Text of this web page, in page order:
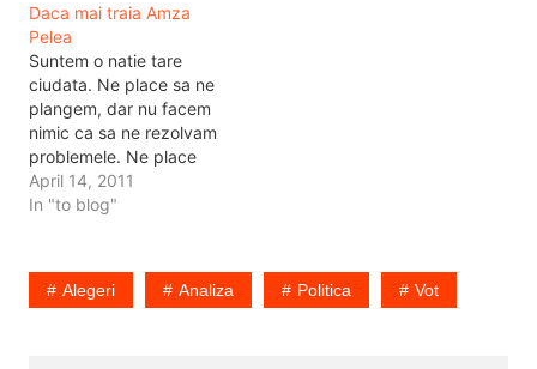
obinta. Le-a crescut bine
si le-a dat drumul in lume.
Acum a luat Romania…
Daca mai traia Amza
Pelea
Suntem o natie tare
ciudata. Ne place sa ne
plangem, dar nu facem
nimic ca sa ne rezolvam
problemele. Ne place
doar sa ne plangem. Ca
sa ne diferentiem totusi
lumii - sud africanii doar
cersesc. Ei nu se plang, ei
April 14, 2011
In "to blog"
Alegeri Analiza Politica Vot